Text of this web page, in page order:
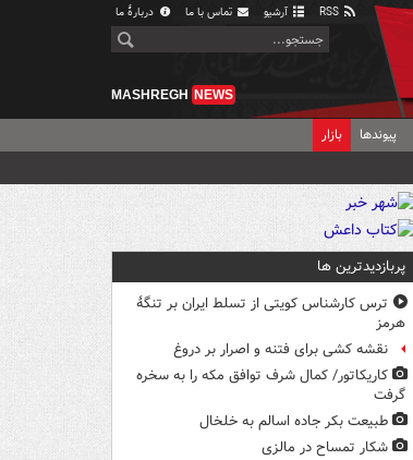
آرشیو تماس با ما دربارهٔ ما
MASHREGH NEWS
پیوندها بازار
پربازدیدترین ها
ترس کارشناس کویتی از تسلط ایران بر تنگۀ
هرمز
نقشه کشی برای فتنه و اصرار بر دروغ
کاریکاتور/ کمال شرف توافق مکه را به سخره
گرفت
طبیعت بکر جاده اسالم به خلخال
شکار تمساح در مالزی